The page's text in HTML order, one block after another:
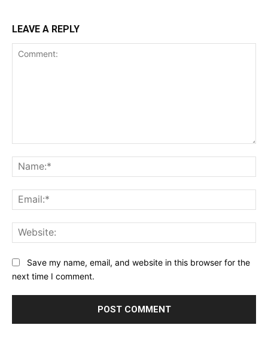
LEAVE A REPLY
Save my name, email, and website in this browser for the
next time I comment.